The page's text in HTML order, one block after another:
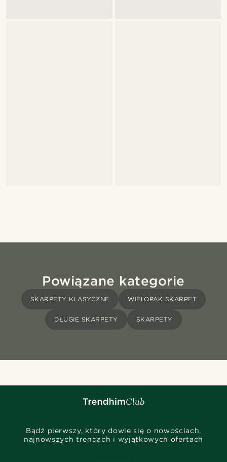
Powiązane kategorie
SKARPETY KLASYCZNE WIELOPAK SKARPET
DŁUGIE SKARPETY SKARPETY
Bądź pierwszy, który dowie się o nowościach,
najnowszych trendach i wyjątkowych ofertach